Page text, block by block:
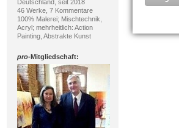
Deutschland, seit 2018
46 Werke, 7 Kommentare
100% Malerei; Mischtechnik,
Acryl; mehrheitlich: Action
Painting, Abstrakte Kunst
pro-Mitgliedschaft: